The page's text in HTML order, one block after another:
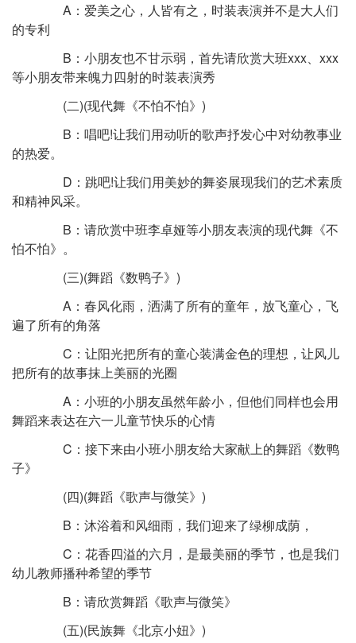
A：爱美之心，人皆有之，时装表演并不是大人们
的专利
B：小朋友也不甘示弱，首先请欣赏大班xxx、xxx
等小朋友带来魄力四射的时装表演秀
(二)(现代舞《不怕不怕》)
B：唱吧!让我们用动听的歌声抒发心中对幼教事业
的热爱。
D：跳吧!让我们用美妙的舞姿展现我们的艺术素质
和精神风采。
B：请欣赏中班李卓娅等小朋友表演的现代舞《不
怕不怕》。
(三)(舞蹈《数鸭子》)
A：春风化雨，洒满了所有的童年，放飞童心，飞
遍了所有的角落
C：让阳光把所有的童心装满金色的理想，让风儿
把所有的故事抹上美丽的光圈
A：小班的小朋友虽然年龄小，但他们同样也会用
舞蹈来表达在六一儿童节快乐的心情
C：接下来由小班小朋友给大家献上的舞蹈《数鸭
子》
(四)(舞蹈《歌声与微笑》)
B：沐浴着和风细雨，我们迎来了绿柳成荫，
C：花香四溢的六月，是最美丽的季节，也是我们
幼儿教师播种希望的季节
B：请欣赏舞蹈《歌声与微笑》
(五)(民族舞《北京小妞》)